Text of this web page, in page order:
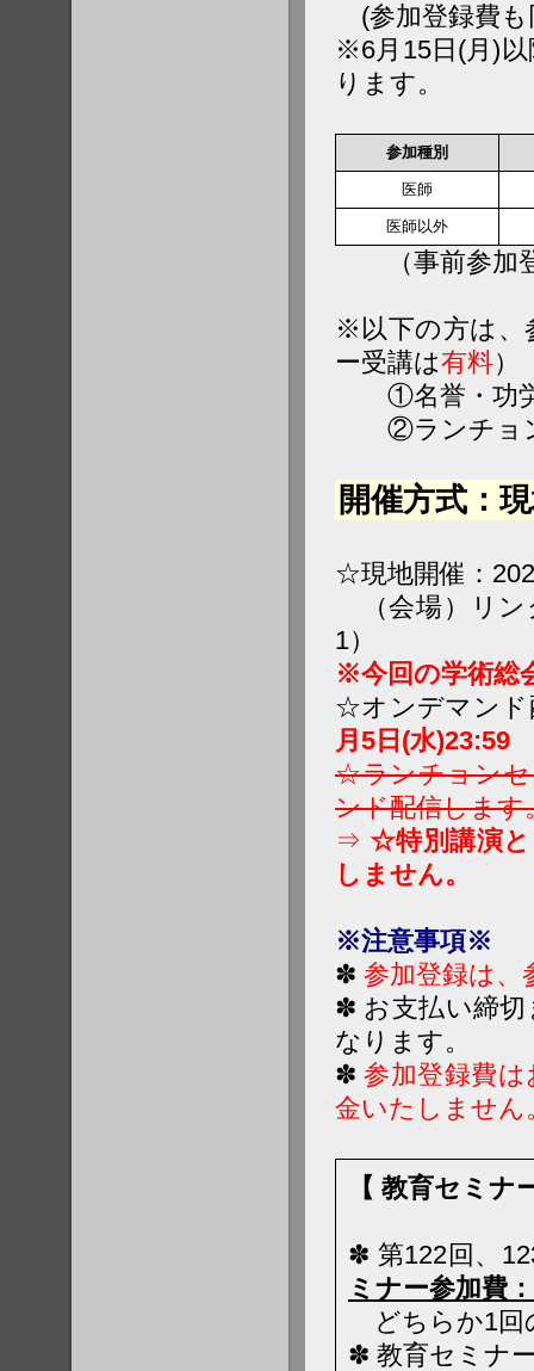
(参加登録費も
※6月15日(月)
ります。
参加種別
医師
医師以外
（事前参加登
※以下の方は、
ー受講は有料）
①名誉・功
②ランチョン
開催方式：
☆現地開催：
（会場）リン
1）
※今回の学術総
☆オンデマンド
月5日(水)23:59
☆ランチョンセ
ンド配信します
⇒ ☆特別講演
しません。
※注意事項※
✽ 参加登録は、
✽ お支払い締切
なります。
✽参加登録費
金いたしません
【 教育セミナ
✽ 第122回、
ミナー参加費
どちらか1回
✽ 教育セミナ